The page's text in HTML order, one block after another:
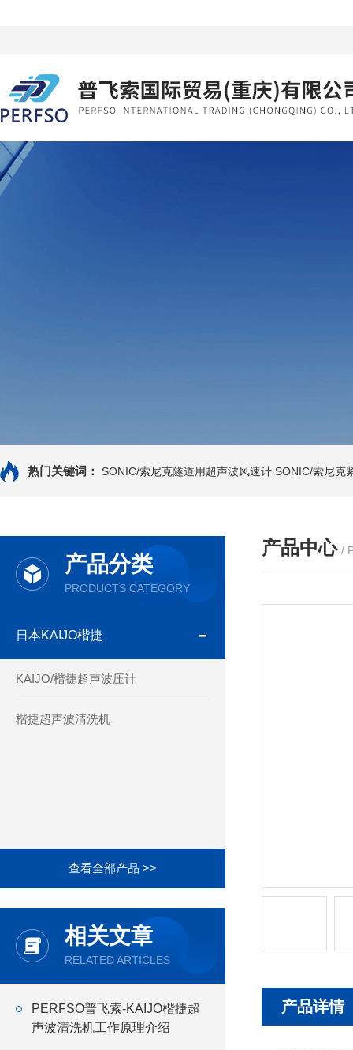
热门关键词： SONIC/索尼克隧道用超声波风速计 SONIC/索尼克
产品分类
PRODUCTS CATEGORY
日本KAIJO楷捷
KAIJO/楷捷超声波压计
楷捷超声波清洗机
查看全部产品 >>
相关文章
RELATED ARTICLES
PERFSO普飞索-KAIJO楷捷超
声波清洗机工作原理介绍
产品中心 /
产品详情